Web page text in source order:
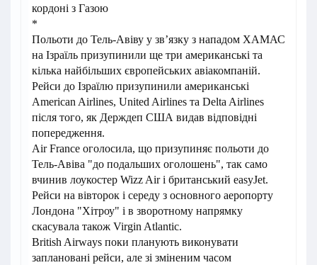
кордоні з Газою
*
Польоти до Тель-Авіву у зв’язку з нападом ХАМАС
на Ізраїль призупинили ще три американські та
кілька найбільших європейських авіакомпаній.
Рейси до Ізраїлю призупинили американські
American Airlines, United Airlines та Delta Airlines
після того, як Держдеп США видав відповідні
попередження.
Air France оголосила, що призупиняє польоти до
Тель-Авіва "до подальших оголошень", так само
вчинив лоукостер Wizz Air і британський easyJet.
Рейси на вівторок і середу з основного аеропорту
Лондона "Хітроу" і в зворотному напрямку
скасувала також Virgin Atlantic.
British Airways поки планують виконувати
заплановані рейси, але зі зміненим часом